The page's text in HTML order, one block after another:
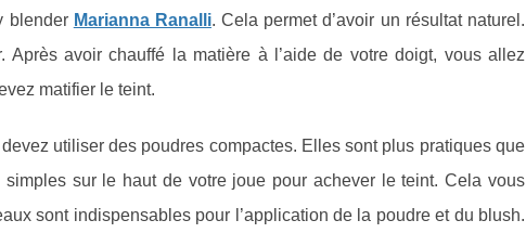
blender Marianna Ranall i. Cela permet d’avoir un résultat naturel.
avoir chauffé la matière à l’aide de votre doigt, vous allez
matifier le teint.
utiliser des poudres compactes. Elles sont plus pratiques que
sur le haut de votre joue pour achever le teint. Cela vous
sont indispensables pour l’application de la poudre et du blush.